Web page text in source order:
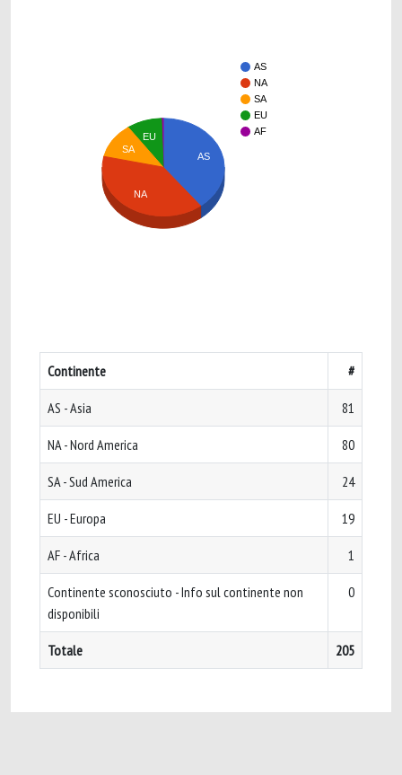
AS
NA
SA
EU
AF
AS
EU
SA
NA
Continente #
AS - Asia 81
NA - Nord America 80
SA - Sud America 24
EU - Europa 19
AF - Africa 1
Continente sconosciuto - Info sul continente non
disponibili
0
Totale 205